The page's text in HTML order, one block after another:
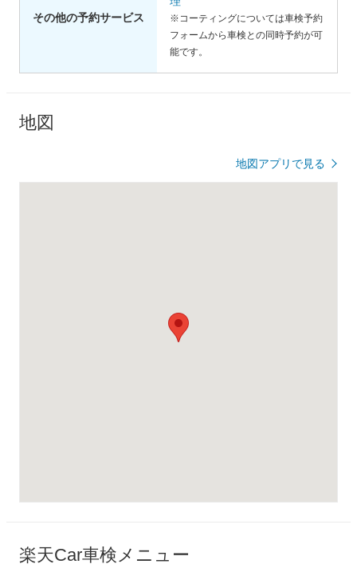
その他の予約サービス
※コーティングについては車検予約
フォームから車検との同時予約が可
能です。
地図
地図アプリで見る
楽天Car車検メニュー